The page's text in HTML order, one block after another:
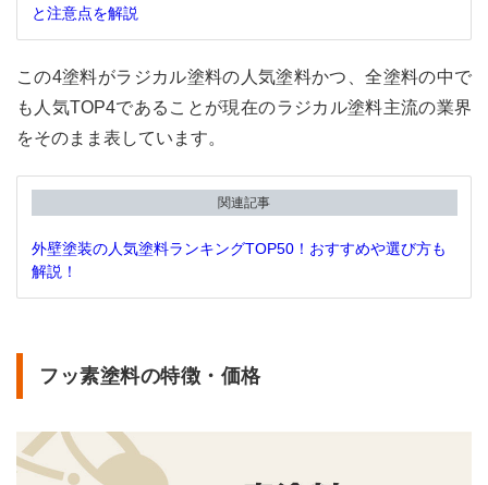
と注意点を解説
この4塗料がラジカル塗料の人気塗料かつ、全塗料の中で
も人気TOP4であることが現在のラジカル塗料主流の業界
をそのまま表しています。
関連記事
外壁塗装の人気塗料ランキングTOP50！おすすめや選び方も
解説！
フッ素塗料の特徴・価格